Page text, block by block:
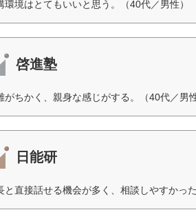
環境はとてもいいと思う。（40代／男性）
啓進塾
がちかく、親身な感じがする。（40代／男性
日能研
と直接話せる機会が多く、相談しやすかっ